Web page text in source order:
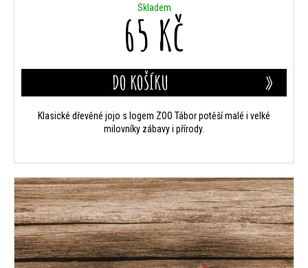
Skladem
65 Kč
DO KOŠÍKU
Klasické dřevěné jojo s logem ZOO Tábor potěší malé i velké
milovníky zábavy i přírody.